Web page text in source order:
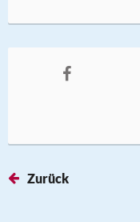
Zurück